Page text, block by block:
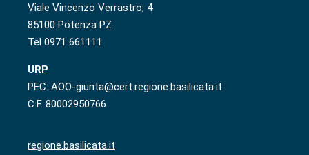
Viale Vincenzo Verrastro, 4
85100 Potenza PZ
Tel 0971 661111
URP
PEC: AOO-giunta@cert.regione.basilicata.it
C.F. 80002950766
regione.basilicata.it